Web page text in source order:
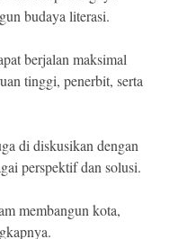
budaya literasi.
berjalan maksimal
tinggi, penerbit, serta
di diskusikan dengan
perspektif dan solusi.
membangun kota,